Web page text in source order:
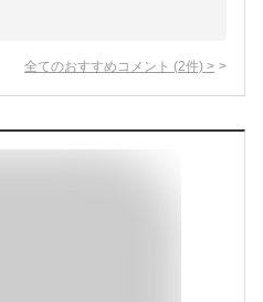
全てのおすすめコメント (2件) >